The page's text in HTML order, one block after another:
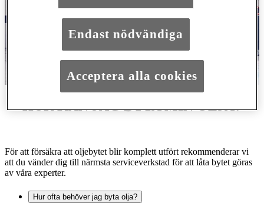
HUR KAN JAG BYTA MIN OLJA?
För att försäkra att oljebytet blir komplett utfört rekommenderar vi
att du vänder dig till närmsta serviceverkstad för att låta bytet göras
av våra experter.
Hur ofta behöver jag byta olja?
Endast nödvändiga
Acceptera alla cookies